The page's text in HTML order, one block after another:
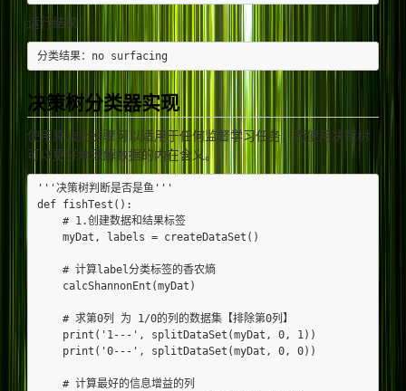
运行结果：
决策树分类器实现
使用算法此步骤可以适用于任何监督学习任务，而使用决策树
可以更好地理解数据的内在含义。
'''决策树判断是否是鱼'''
def fishTest():
    # 1.创建数据和结果标签
    myDat, labels = createDataSet()
    # 计算label分类标签的香农熵
    calcShannonEnt(myDat)
    # 求第0列 为 1/0的列的数据集【排除第0列】
    print('1---', splitDataSet(myDat, 0, 1))
    print('0---', splitDataSet(myDat, 0, 0))
    # 计算最好的信息增益的列